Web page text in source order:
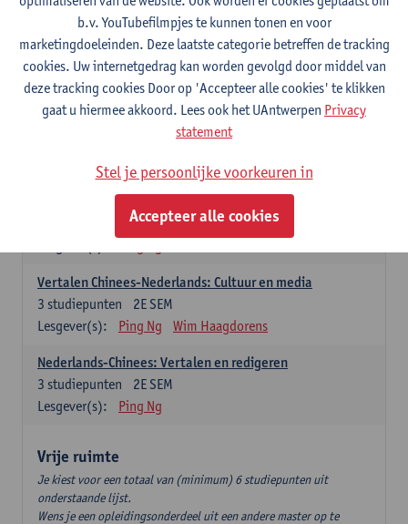
Lesgever(s):
Christophe Declercq
Chinees: verplichte opleidingsonderdelen
Chinees: Studie van het cultuurgebied: Zhongguo
wenhua yu zhengzhijingji
Lesgever(s):
Ching Lin Pang
Vertalen Chinees-Nederlands: Vaktechnische teksten
2E SEM
Vertalen Chinees-Nederlands: Cultuur en media
2E SEM
3 studiepunten
Lesgever(s):
Ping Ng Wim Haagdorens
Nederlands-Chinees: Vertalen en redigeren
2E SEM
3 studiepunten
Lesgever(s):
Ping Ng
Vrije ruimte
Je kiest voor een totaal van (minimum) 6 studiepunten uit
onderstaande lijst.
Wens je een opleidingsonderdeel uit een andere master op te
b.v. YouTubefilmpjes te kunnen tonen en voor
marketingdoeleinden. Deze laatste categorie betreffen de tracking
cookies. Uw internetgedrag kan worden gevolgd door middel van
deze tracking cookies Door op 'Accepteer alle cookies' te klikken
gaat u hiermee akkoord. Lees ook het UAntwerpen Privacy
statement
Stel je persoonlijke voorkeuren in
Accepteer alle cookies